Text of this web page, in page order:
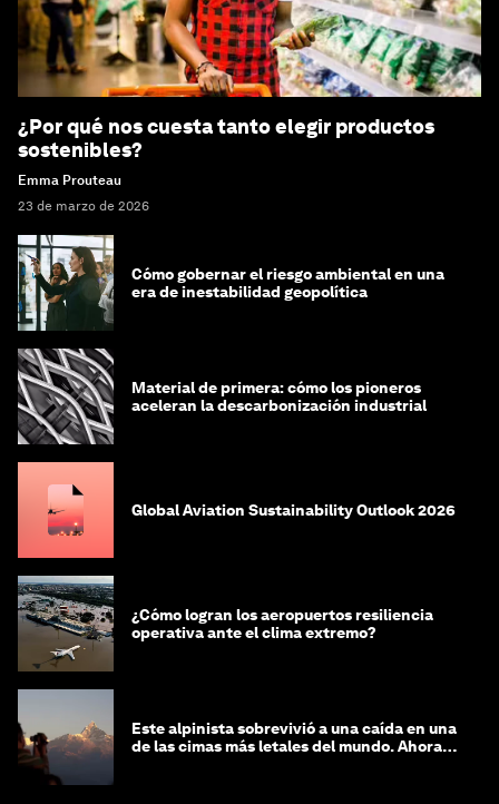
¿Por qué nos cuesta tanto elegir productos
sostenibles?
Emma Prouteau
23 de marzo de 2026
Cómo gobernar el riesgo ambiental en una
era de inestabilidad geopolítica
Material de primera: cómo los pioneros
aceleran la descarbonización industrial
Global Aviation Sustainability Outlook 2026
¿Cómo logran los aeropuertos resiliencia
operativa ante el clima extremo?
Este alpinista sobrevivió a una caída en una
de las cimas más letales del mundo. Ahora